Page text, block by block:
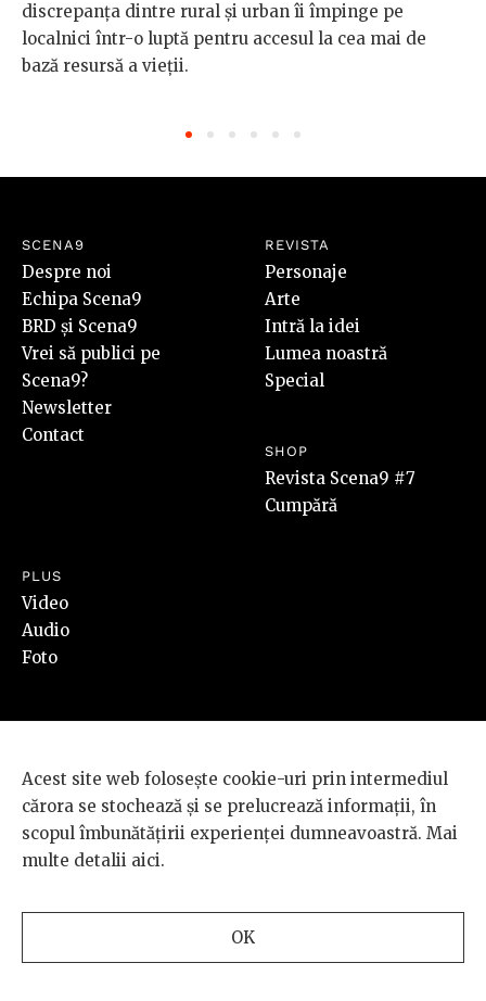
discrepanța dintre rural și urban îi împinge pe
localnici într-o luptă pentru accesul la cea mai de
bază resursă a vieții.
SCENA9
Despre noi
Echipa Scena9
BRD și Scena9
Vrei să publici pe
Scena9?
Newsletter
Contact
REVISTA
Personaje
Arte
Intră la idei
Lumea noastră
Special
SHOP
Revista Scena9 #7
Cumpără
PLUS
Video
Audio
Foto
Instagram
Youtube
SoundCloud
RSS
Cookies
Cum cumpăr
ANPC
Acest site web folosește cookie-uri prin intermediul
cărora se stochează și se prelucrează informații, în
scopul îmbunătățirii experienței dumneavoastră. Mai
multe detalii aici.
OK